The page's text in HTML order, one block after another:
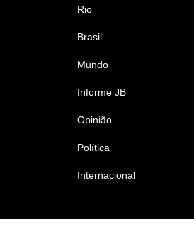
Rio
Brasil
Mundo
Informe JB
Opinião
Política
Internacional